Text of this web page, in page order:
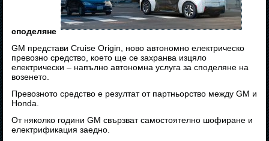
споделяне
GM представи Cruise Origin, ново автономно електрическо
превозно средство, което ще се захранва изцяло
електрически – напълно автономна услуга за споделяне на
возенето.
Превозното средство е резултат от партньорство между GM и
Honda.
От няколко години GM свързват самостоятелно шофиране и
електрификация заедно.